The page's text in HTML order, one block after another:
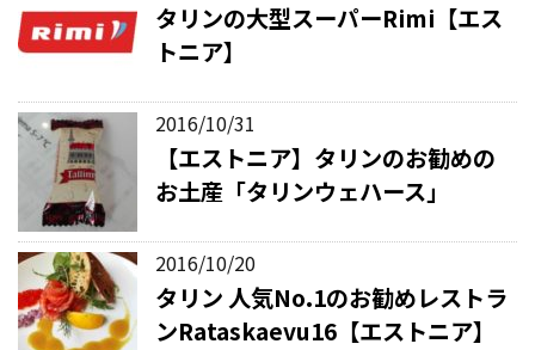
タリンの大型スーパーRimi【エス
トニア】
2016/10/31
【エストニア】タリンのお勧めの
お土産「タリンウェハース」
2016/10/20
タリン 人気No.1のお勧めレストラ
ンRataskaevu16【エストニア】